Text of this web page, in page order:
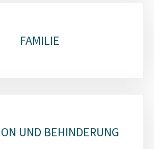
FAMILIE
UND BEHINDERUNG